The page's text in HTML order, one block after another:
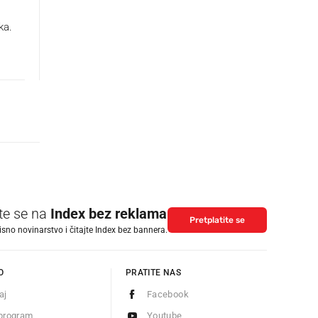
se na Index bez reklama
novinarstvo i čitajte Index bez bannera.
Pretplatite se
PRATITE NAS
Facebook
Youtube